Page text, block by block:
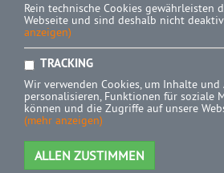
Rein technische Cookies gewährleisten
Webseite und sind deshalb nicht
anzeigen)
TRACKING
Wir verwenden Cookies, um Inhalte und
personalisieren, Funktionen für soziale
können und die Zugriffe auf unsere
(mehr anzeigen)
ALLEN ZUSTIMMEN